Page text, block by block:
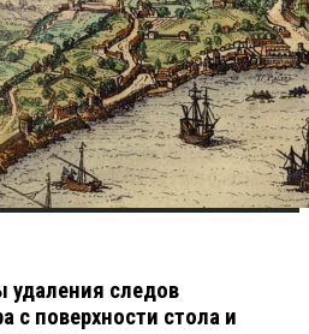
следов
с поверхности стола и